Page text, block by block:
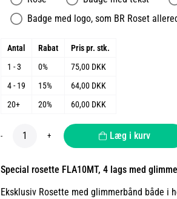
Badge med logo, som BR Roset
Antal Rabat
Pris pr. stk.
1 - 3
0%
75,00 DKK
4 - 19
15%
64,00 DKK
20+
20% 60,00 DKK
- + Læg i kurv
Special rosette FLA10MT, 4 lags med
Eksklusiv Rosette med glimmerbånd både i